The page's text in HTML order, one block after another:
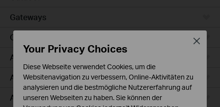
Gateways
Campus
Access Max
Aggregation
Access Plus
Your Privacy Choices
Diese Webseite verwendet Cookies, um die
Websitenavigation zu verbessern, Online-Aktivitäten zu
analysieren und die bestmögliche Nutzererfahrung auf
unseren Webseiten zu haben. Sie können der
Close